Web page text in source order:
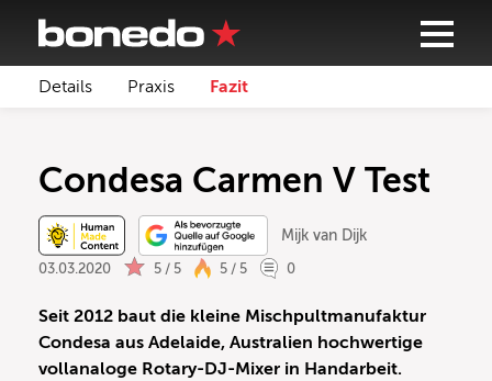
Details Praxis Fazit
Condesa Carmen V Test
Mijk van Dijk
03.03.2020 5 / 5 5 / 5 0
Seit 2012 baut die kleine Mischpultmanufaktur
Condesa aus Adelaide, Australien hochwertige
vollanaloge Rotary-DJ-Mixer in Handarbeit.